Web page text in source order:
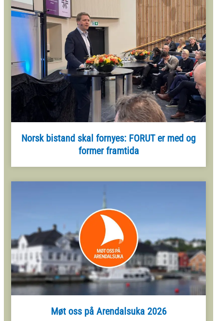
Norsk bistand skal fornyes: FORUT er med og
former framtida
Møt oss på Arendalsuka 2026